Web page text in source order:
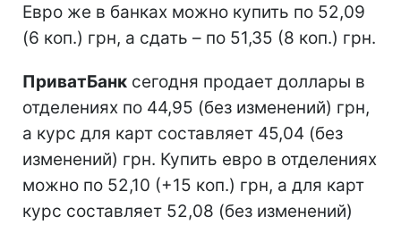
Евро же в банках можно купить по 52,09
(6 коп.) грн, а сдать – по 51,35 (8 коп.) грн.
ПриватБанк сегодня продает доллары в
отделениях по 44,95 (без изменений) грн,
а курс для карт составляет 45,04 (без
изменений) грн. Купить евро в отделениях
можно по 52,10 (+15 коп.) грн, а для карт
курс составляет 52,08 (без изменений)